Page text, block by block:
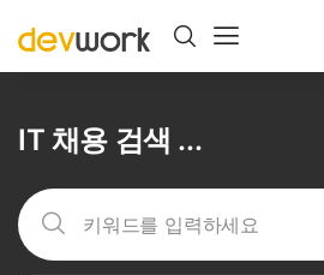
IT 채용 검색 ...